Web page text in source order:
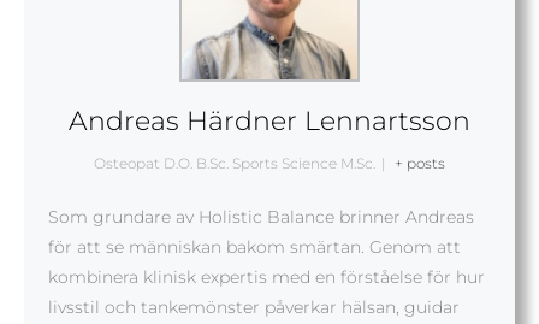
Andreas Härdner Lennartsson
Osteopat D.O. B.Sc. Sports Science M.Sc. | + posts
Som grundare av Holistic Balance brinner Andreas
för att se människan bakom smärtan. Genom att
kombinera klinisk expertis med en förståelse för hur
livsstil och tankemönster påverkar hälsan, guidar